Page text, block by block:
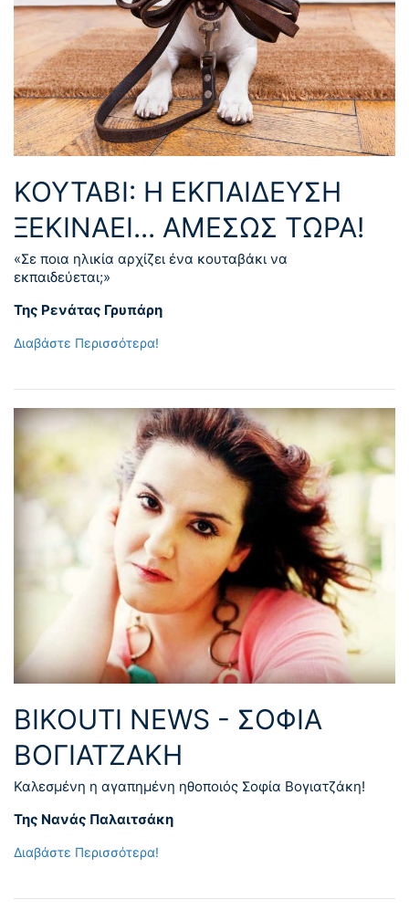
ΚΟΥΤΆΒΙ: Η ΕΚΠΑΊΔΕΥΣΗ
ΞΕΚΙΝΆΕΙ... ΑΜΈΣΩΣ ΤΏΡΑ!
«Σε ποια ηλικία αρχίζει ένα κουταβάκι να
εκπαιδεύεται;»
Της Ρενάτας Γρυπάρη
Διαβάστε Περισσότερα!
BIKOUTI NEWS - ΣΟΦΊΑ
ΒΟΓΙΑΤΖΆΚΗ
Καλεσμένη η αγαπημένη ηθοποιός Σοφία Βογιατζάκη!
Της Νανάς Παλαιτσάκη
Διαβάστε Περισσότερα!